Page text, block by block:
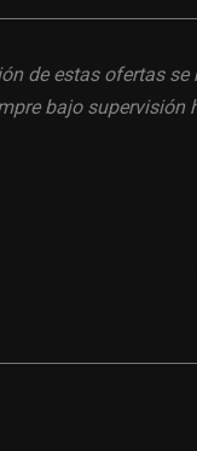
de estas ofertas
bajo supervisión